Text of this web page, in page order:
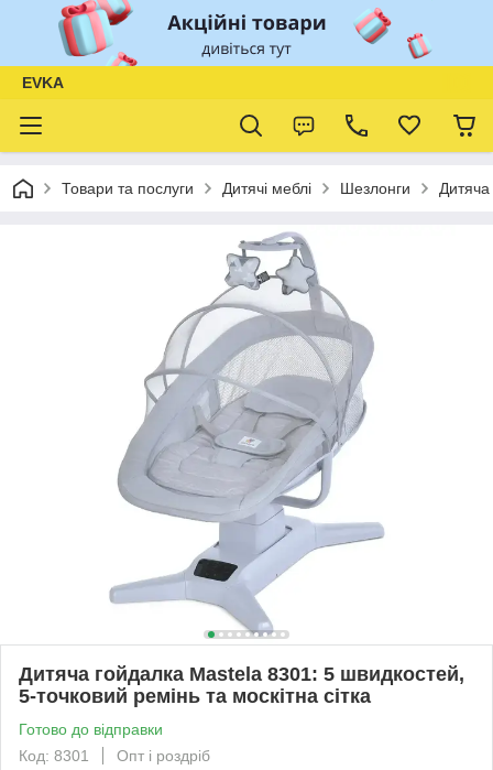
EVKA
Товари та послуги Дитячі меблі Шезлонги Дитяча
Дитяча гойдалка Mastela 8301: 5 швидкостей,
5‑точковий ремінь та москітна сітка
Готово до відправки
Код: 8301
Опт і роздріб